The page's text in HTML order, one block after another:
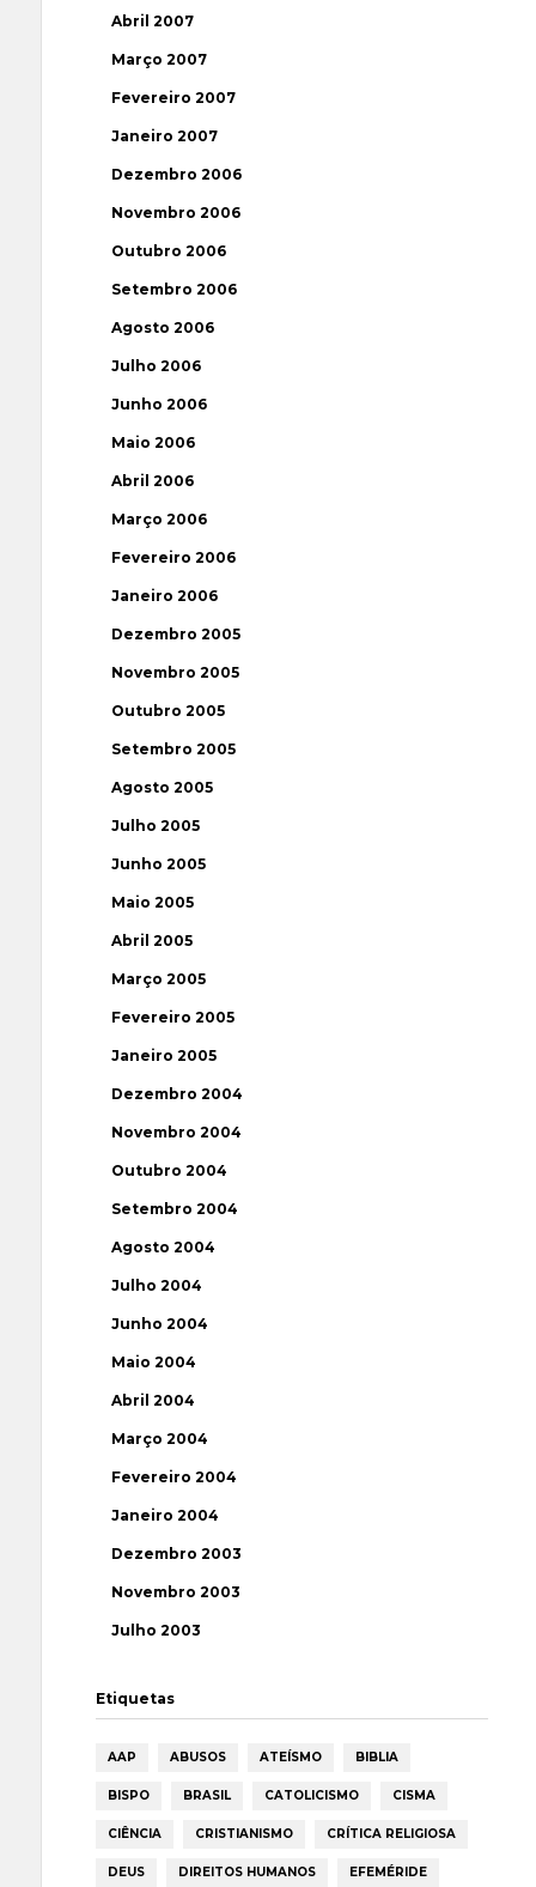
Abril 2007
Março 2007
Fevereiro 2007
Janeiro 2007
Dezembro 2006
Novembro 2006
Outubro 2006
Setembro 2006
Agosto 2006
Julho 2006
Junho 2006
Maio 2006
Abril 2006
Março 2006
Fevereiro 2006
Janeiro 2006
Dezembro 2005
Novembro 2005
Outubro 2005
Setembro 2005
Agosto 2005
Julho 2005
Junho 2005
Maio 2005
Abril 2005
Março 2005
Fevereiro 2005
Janeiro 2005
Dezembro 2004
Novembro 2004
Outubro 2004
Setembro 2004
Agosto 2004
Julho 2004
Junho 2004
Maio 2004
Abril 2004
Março 2004
Fevereiro 2004
Janeiro 2004
Dezembro 2003
Novembro 2003
Julho 2003
Etiquetas
AAP ABUSOS ATEÍSMO BIBLIA
BISPO BRASIL CATOLICISMO CISMA
CIÊNCIA CRISTIANISMO CRÍTICA RELIGIOSA
DEUS DIREITOS HUMANOS EFEMÉRIDE